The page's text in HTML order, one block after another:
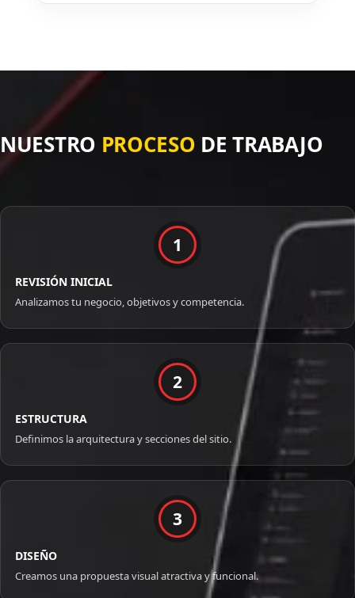
NUESTRO PROCESO DE TRABAJO
1
REVISIÓN INICIAL
Analizamos tu negocio, objetivos y competencia.
2
ESTRUCTURA
Definimos la arquitectura y secciones del sitio.
3
DISEÑO
Creamos una propuesta visual atractiva y funcional.